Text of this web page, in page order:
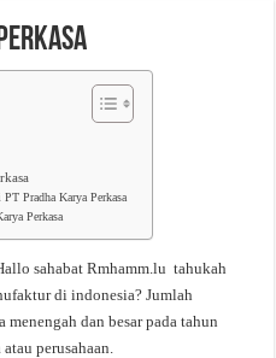
Pradha Karya Perkasa
Perkasa
sahabat Rmhamm.lu tahukah
di indonesia? Jumlah
dan besar pada tahun
perusahaan.